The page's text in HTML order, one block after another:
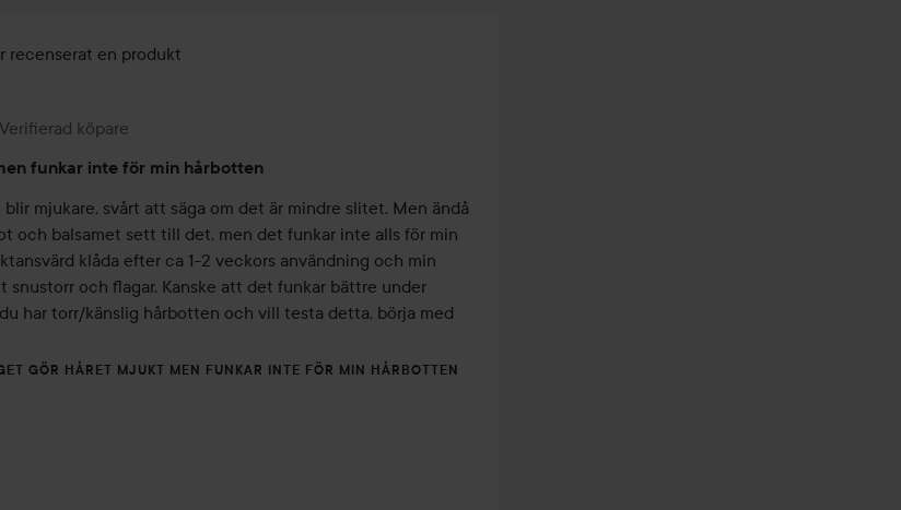
recenserat en produkt
4 år
Verifierad köpare
funkar inte för min hårbotten
mjukare, svårt att säga om det är mindre slitet. Men ändå
och balsamet sett till det, men det funkar inte alls för min
klåda efter ca 1-2 veckors användning och min
snustorr och flagar. Kanske att det funkar bättre under
du har torr/känslig hårbotten och vill testa detta, börja med
GÖR HÅRET MJUKT MEN FUNKAR INTE FÖR MIN HÅRBOTTEN